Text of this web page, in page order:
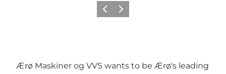
PrécédentSuivant
Ærø Maskiner og VVS wants to be Ærø's leading